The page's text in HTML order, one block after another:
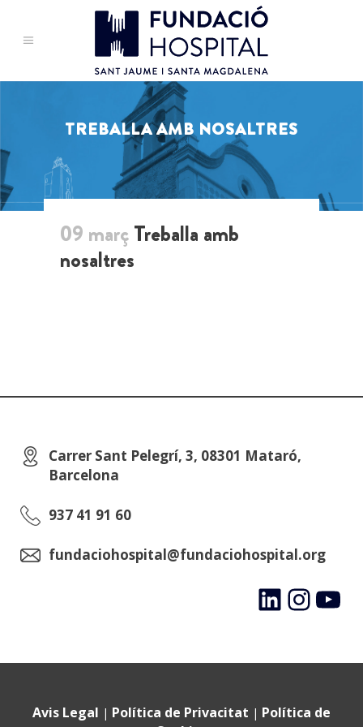
TREBALLA AMB NOSALTRES
09 marçTreballa amb
nosaltres
Carrer Sant Pelegrí, 3, 08301 Mataró,
Barcelona
937 41 91 60
fundaciohospital@fundaciohospital.org
LinkedInInstagram
YouTube
Avis Legal | Política de Privacitat | Política de